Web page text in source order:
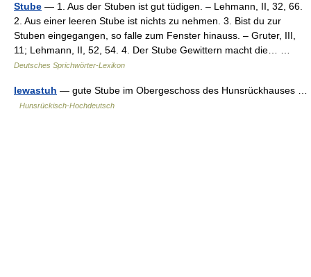
Stube — 1. Aus der Stuben ist gut tüdigen. – Lehmann, II, 32, 66.
2. Aus einer leeren Stube ist nichts zu nehmen. 3. Bist du zur
Stuben eingegangen, so falle zum Fenster hinauss. – Gruter, III,
11; Lehmann, II, 52, 54. 4. Der Stube Gewittern macht die… …
Deutsches Sprichwörter-Lexikon
Iewastuh — gute Stube im Obergeschoss des Hunsrückhauses …
Hunsrückisch-Hochdeutsch